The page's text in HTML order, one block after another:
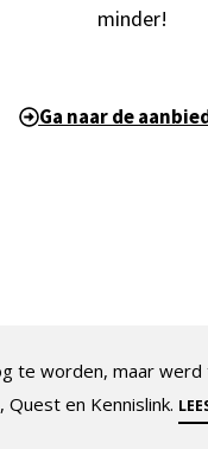
minder!
Ga naar de
te worden, maar werd
en Kennislink.